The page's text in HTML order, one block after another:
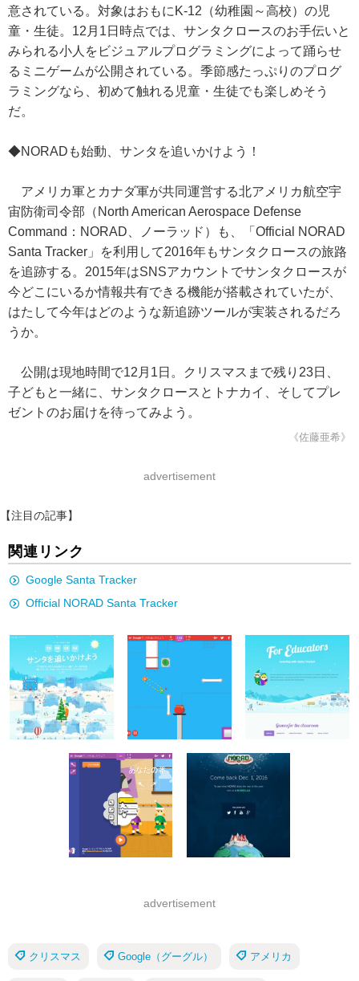
意されている。対象はおもにK-12（幼稚園～高校）の児
童・生徒。12月1日時点では、サンタクロースのお手伝いと
みられる小人をビジュアルプログラミングによって踊らせ
るミニゲームが公開されている。季節感たっぷりのプログ
ラミングなら、初めて触れる児童・生徒でも楽しめそう
だ。
◆NORADも始動、サンタを追いかけよう！
アメリカ軍とカナダ軍が共同運営する北アメリカ航空宇
宙防衛司令部（North American Aerospace Defense
Command：NORAD、ノーラッド）も、「Official NORAD
Santa Tracker」を利用して2016年もサンタクロースの旅路
を追跡する。2015年はSNSアカウントでサンタクロースが
今どこにいるか情報共有できる機能が搭載されていたが、
はたして今年はどのような新追跡ツールが実装されるだろ
うか。
公開は現地時間で12月1日。クリスマスまで残り23日、
子どもと一緒に、サンタクロースとトナカイ、そしてプレ
ゼントのお届けを待ってみよう。
《佐藤亜希》
advertisement
【注目の記事】
関連リンク
Google Santa Tracker
Official NORAD Santa Tracker
advertisement
クリスマス Google（グーグル） アメリカ